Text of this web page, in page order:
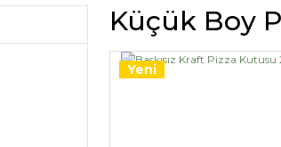
Küçük Boy
Yeni